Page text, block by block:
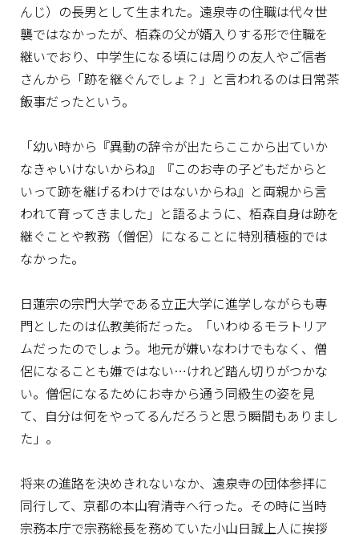
んじ）の長男として生まれた。遠泉寺の住職は代々世
襲ではなかったが、栢森の父が婿入りする形で住職を
継いでおり、中学生になる頃には周りの友人やご信者
さんから「跡を継ぐんでしょ？」と言われるのは日常茶
飯事だったという。
「幼い時から『異動の辞令が出たらここから出ていか
なきゃいけないからね』『このお寺の子どもだからと
いって跡を継げるわけではないからね』と両親から言
われて育ってきました」と語るように、栢森自身は跡を
継ぐことや教務（僧侶）になることに特別積極的では
なかった。
日蓮宗の宗門大学である立正大学に進学しながらも専
門としたのは仏教美術だった。「いわゆるモラトリア
ムだったのでしょう。地元が嫌いなわけでもなく、僧
侶になることも嫌ではない…けれど踏ん切りがつかな
い。僧侶になるためにお寺から通う同級生の姿を見
て、自分は何をやってるんだろうと思う瞬間もありまし
た」。
将来の進路を決めきれないなか、遠泉寺の団体参拝に
同行して、京都の本山宥清寺へ行った。その時に当時
宗務本庁で宗務総長を務めていた小山日誠上人に挨拶